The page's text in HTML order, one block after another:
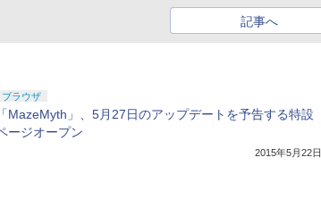
記事へ
ブラウザ
「MazeMyth」、5月27日のアップデートを予告する特設
ージオープン
2015年5月22日